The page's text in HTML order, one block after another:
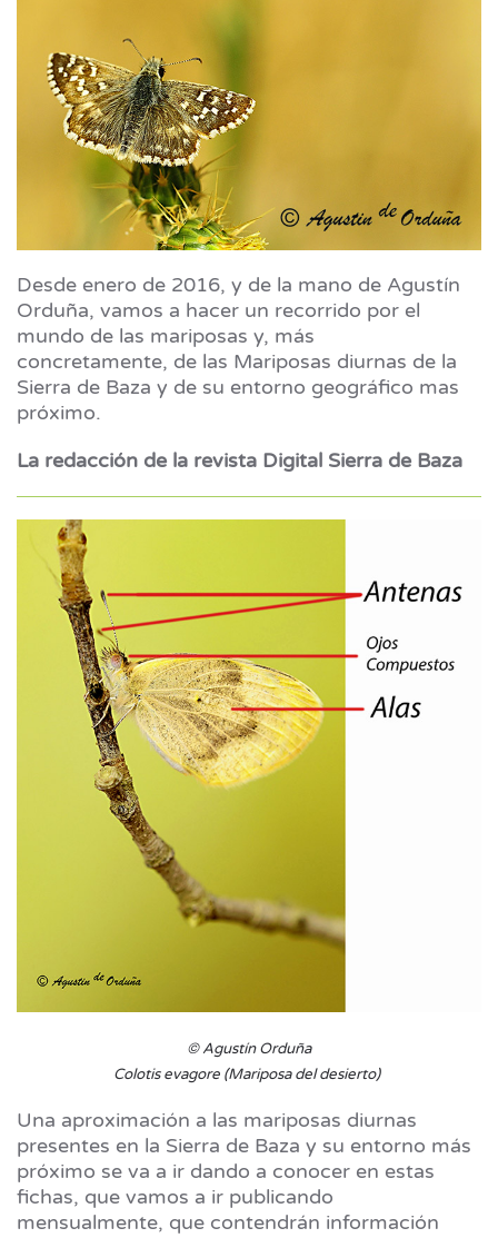
Desde enero de 2016, y de la mano de Agustín
Orduña, vamos a hacer un recorrido por el
mundo de las mariposas y, más
concretamente, de las Mariposas diurnas de la
Sierra de Baza y de su entorno geográfico mas
próximo.
La redacción de la revista Digital Sierra de Baza
© Agustín Orduña
Colotis evagore (Mariposa del desierto)
Una aproximación a las mariposas diurnas
presentes en la Sierra de Baza y su entorno más
próximo se va a ir dando a conocer en estas
fichas, que vamos a ir publicando
mensualmente, que contendrán información